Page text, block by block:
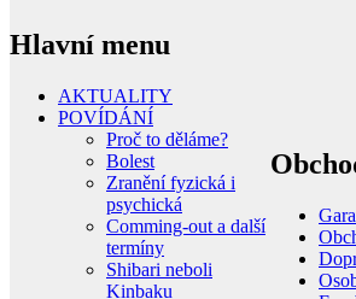
Hlavní menu
AKTUALITY
POVÍDÁNÍ
Proč to děláme?
Bolest
Zranění fyzická i
psychická
Comming-out a další
termíny
Shibari neboli
Kinbaku